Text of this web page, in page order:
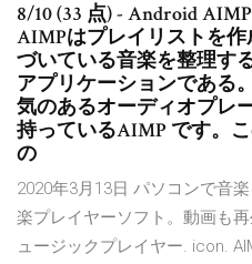
8/10 (33 点) - Android
AIMPはプレイリストを
づいている音楽を整理す
アプリケーションである
気のあるオーディオプレ
持っているAIMP です。
の
2020年3月13日 パソコンで音
楽プレイヤーソフト。動画も
ュージックプレイヤー. icon.